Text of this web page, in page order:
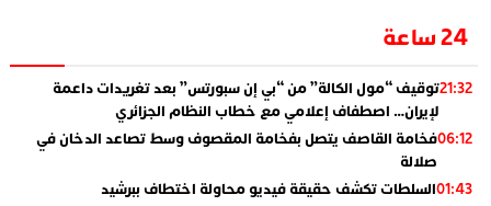
24 ساعة
21:32توقيف “مول الكالة” من “بي إن سبورتس” بعد تغريدات داعمة
لإيران… اصطفاف إعلامي مع خطاب النظام الجزائري
06:12فخامة القاصف يتصل بفخامة المقصوف وسط تصاعد الدخان في
صلالة
01:43السلطات تكشف حقيقة فيديو محاولة اختطاف ببرشيد